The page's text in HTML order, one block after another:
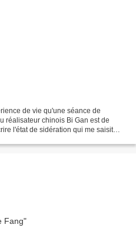
de vie qu'une séance de
réalisateur chinois Bi Gan est de
l'état de sidération qui me saisit